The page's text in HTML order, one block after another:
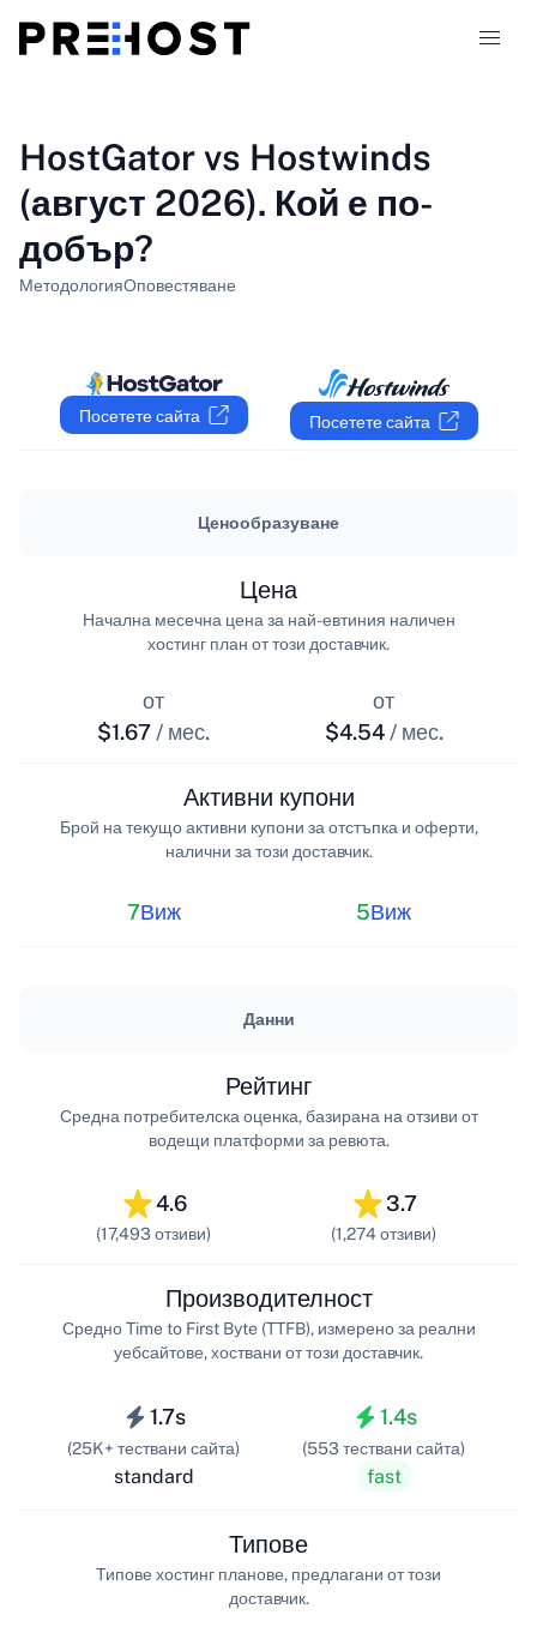
Сравнения
Купони 318
BG
HostGator vs Hostwinds
(август 2026). Кой е по-
добър?
МетодологияОповестяване
Посетете сайта Посетете сайта
Ценообразуване
от
$1.67/ мес.
Цена
Начална месечна цена за най-евтиния наличен
хостинг план от този доставчик.
от
$4.54 / мес.
7Виж
Активни купони
Брой на текущо активни купони за отстъпка и оферти,
налични за този доставчик.
5Виж
Данни
4.6
(17,493 отзиви)
Рейтинг
Средна потребителска оценка, базирана на отзиви от
водещи платформи за ревюта.
3.7
(1,274 отзиви)
1.7s
(25K+ тествани сайта)
standard
Производителност
Средно Time to First Byte (TTFB), измерено за реални
уебсайтове, хоствани от този доставчик.
1.4s
(553 тествани сайта)
fast
Типове
Типове хостинг планове, предлагани от този
доставчик.